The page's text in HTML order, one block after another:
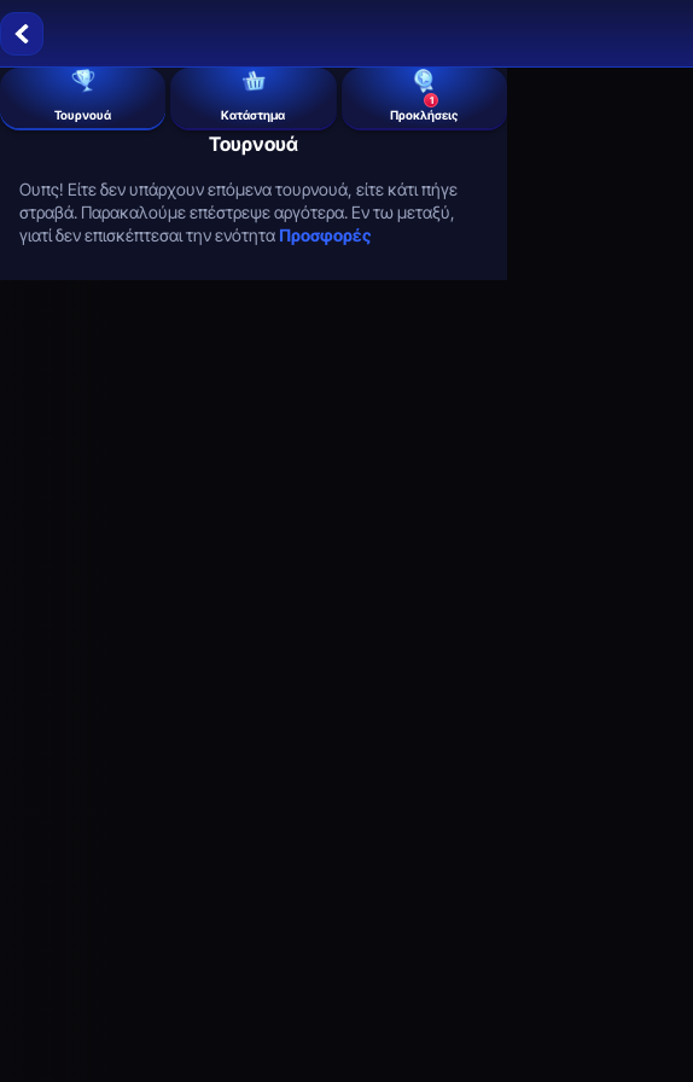
Τουρνουά Κατάστημα
1
Προκλήσεις
Τουρνουά
Ουπς! Είτε δεν υπάρχουν επόμενα τουρνουά, είτε κάτι πήγε
στραβά. Παρακαλούμε επέστρεψε αργότερα. Εν τω μεταξύ,
γιατί δεν επισκέπτεσαι την ενότητα Προσφορές